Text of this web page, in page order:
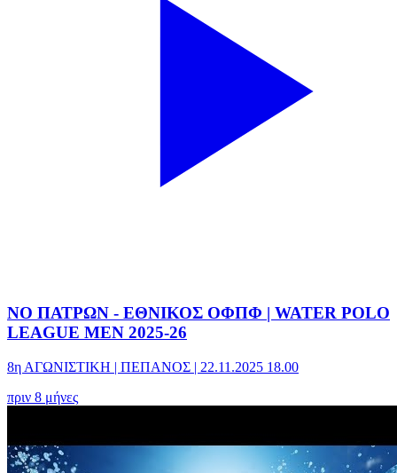
ΝΟ ΠΑΤΡΩΝ - ΕΘΝΙΚΟΣ ΟΦΠΦ | WATER POLO
LEAGUE MEN 2025-26
8η ΑΓΩΝΙΣΤΙΚΗ | ΠΕΠΑΝΟΣ | 22.11.2025 18.00
πριν 8 μήνες